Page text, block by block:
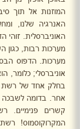
המוזנות אל תוך
האנרגיה שלנו,
האוניברסלית.
מערכות רבות, כגון
מערכות. הדפוס
אוניברסלי; כלומר,
בחלק אחד של רשת
אחר. בדומה לשבכה
קשרים פנימיים.
המקרוקוסמוס!